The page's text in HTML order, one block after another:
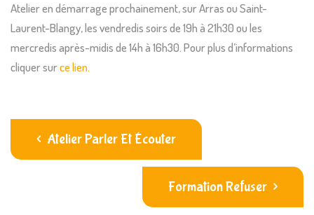
Atelier en démarrage prochainement, sur Arras ou Saint-
Laurent-Blangy, les vendredis soirs de 19h à 21h30 ou les
mercredis après-midis de 14h à 16h30. Pour plus d’informations
cliquer surce lien.
Atelier Parler Et Écouter
Formation Refuser